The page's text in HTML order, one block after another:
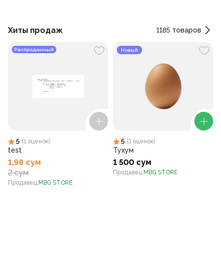
Хиты продаж 1185 товаров
Распроданный
5 (1 оценок)
test
1,98 сум
2 сум
Продавец: MBG STORE
Новый
5 (1 оценок)
Тухум
1 500 сум
Продавец: MBG STORE